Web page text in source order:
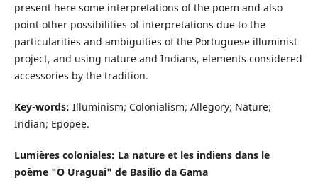
present here some interpretations of the poem and also
point other possibilities of interpretations due to the
particularities and ambiguities of the Portuguese illuminist
project, and using nature and Indians, elements considered
accessories by the tradition.
Key-words: Illuminism; Colonialism; Allegory; Nature;
Indian; Epopee.
Lumières coloniales: La nature et les indiens dans le
poème "O Uraguai" de Basilio da Gama